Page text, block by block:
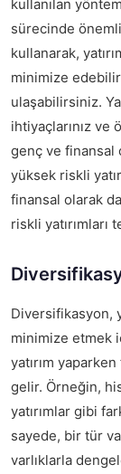
kullanılan
sürecinde
kullanarak,
minimize
ulaşabilirsiniz.
ihtiyaçlarınız
genç ve finansal
yüksek riskli
finansal olarak
riskli yatırımları
Diversifikasyon,
minimize etmek
yatırım
gelir. Örneğin,
yatırımlar gibi
sayede, bir tür
varlıklarla